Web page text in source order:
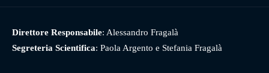
Direttore Responsabile: Alessandro Fragalà
Segreteria Scientifica: Paola Argento e Stefania Fragalà